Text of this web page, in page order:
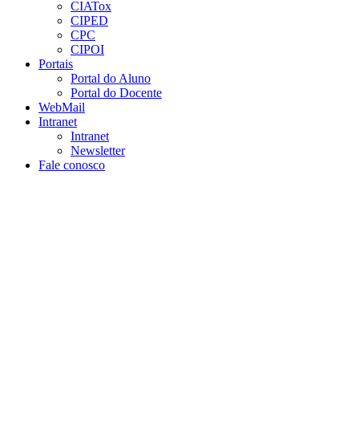
CIATox
CIPED
CPC
CIPOI
Portais
Portal do Aluno
Portal do Docente
WebMail
Intranet
Intranet
Newsletter
Fale conosco